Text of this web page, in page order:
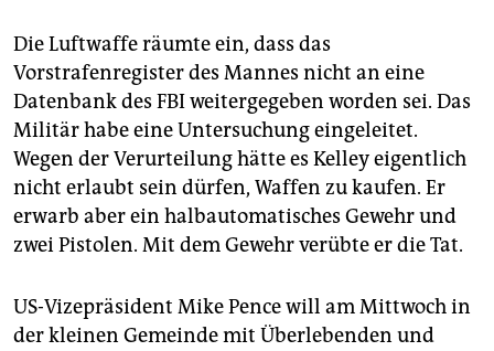
Die Luftwaffe räumte ein, dass das
Vorstrafenregister des Mannes nicht an eine
Datenbank des FBI weitergegeben worden sei. Das
Militär habe eine Untersuchung eingeleitet.
Wegen der Verurteilung hätte es Kelley eigentlich
nicht erlaubt sein dürfen, Waffen zu kaufen. Er
erwarb aber ein halbautomatisches Gewehr und
zwei Pistolen. Mit dem Gewehr verübte er die Tat.
US-Vizepräsident Mike Pence will am Mittwoch in
der kleinen Gemeinde mit Überlebenden und